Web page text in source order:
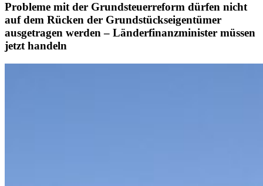
Probleme mit der Grundsteuerreform dürfen nicht
auf dem Rücken der Grundstückseigentümer
ausgetragen werden – Länderfinanzminister müssen
jetzt handeln